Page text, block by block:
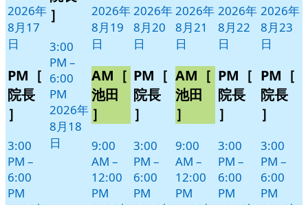
2026年
8月17
日
PM［
院長
］
3:00
PM –
6:00
PM
日
］
3:00
PM –
6:00
PM
2026年
8月18
日
2026年
8月19
日
AM［
池田
］
9:00
AM –
12:00
PM
2026年
8月20
日
PM［
院長
］
3:00
PM –
6:00
PM
2026年
8月21
日
AM［
池田
］
9:00
AM –
12:00
PM
2026年
8月22
日
PM［
院長
］
3:00
PM –
6:00
PM
2026年
8月23
日
PM［
院長
］
3:00
PM –
6:00
PM